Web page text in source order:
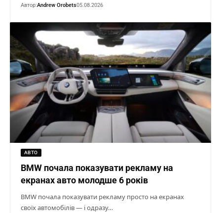
Автор:Andrew Orobets05.08.2026
АВТО
BMW почала показувати рекламу на
екранах авто молодше 6 років
BMW почала показувати рекламу просто на екранах
своїх автомобілів — і одразу…